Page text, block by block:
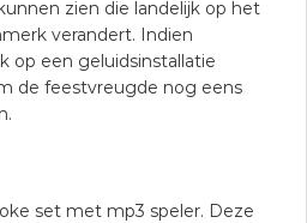
zien die landelijk op het
verandert. Indien
op een geluidsinstallatie
de feestvreugde nog eens
set met mp3 speler. Deze